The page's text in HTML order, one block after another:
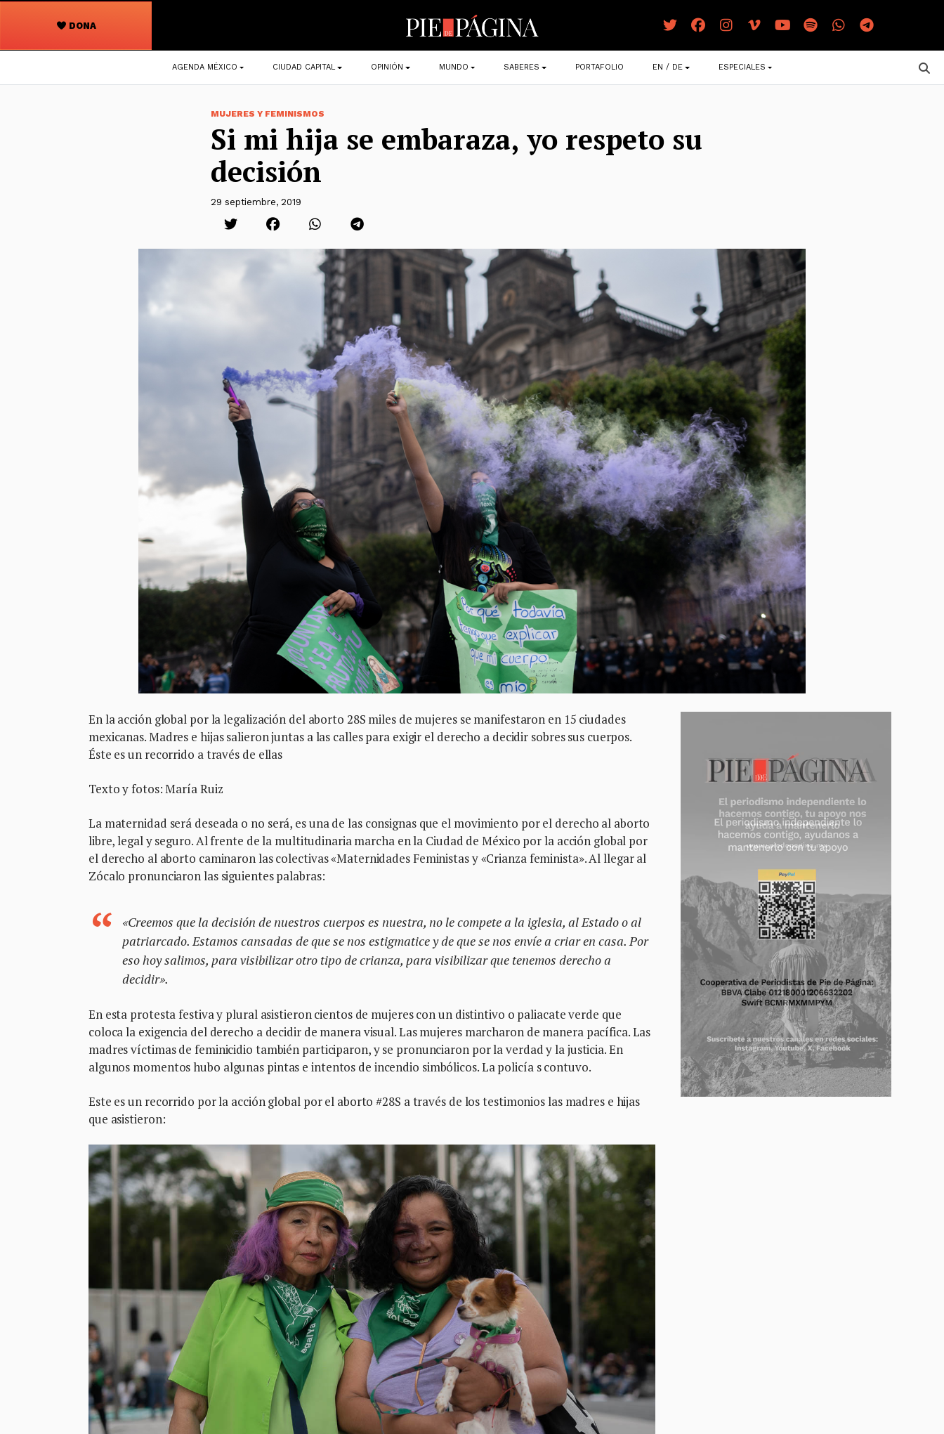
DONA
Navegación
principal
AGENDA MÉXICO CIUDAD CAPITAL OPINIÓN MUNDO SABERES PORTAFOLIO EN / DE ESPECIALES
MUJERES Y FEMINISMOS
Si mi hija se embaraza, yo respeto su
decisión
29 septiembre, 2019
En la acción global por la legalización del aborto 28S miles de mujeres se manifestaron en 15 ciudades
mexicanas. Madres e hijas salieron juntas a las calles para exigir el derecho a decidir sobres sus cuerpos.
Éste es un recorrido a través de ellas
Texto y fotos: María Ruiz
La maternidad será deseada o no será, es una de las consignas que el movimiento por el derecho al aborto
libre, legal y seguro. Al frente de la multitudinaria marcha en la Ciudad de México por la acción global por
el derecho al aborto caminaron las colectivas «Maternidades Feministas y «Crianza feminista». Al llegar al
Zócalo pronunciaron las siguientes palabras:
«Creemos que la decisión de nuestros cuerpos es nuestra, no le compete a la iglesia, al Estado o al
patriarcado. Estamos cansadas de que se nos estigmatice y de que se nos envíe a criar en casa. Por
eso hoy salimos, para visibilizar otro tipo de crianza, para visibilizar que tenemos derecho a
decidir».
En esta protesta festiva y plural asistieron cientos de mujeres con un distintivo o paliacate verde que
coloca la exigencia del derecho a decidir de manera visual. Las mujeres marcharon de manera pacífica. Las
madres víctimas de feminicidio también participaron, y se pronunciaron por la verdad y la justicia. En
algunos momentos hubo algunas pintas e intentos de incendio simbólicos. La policía s contuvo.
Este es un recorrido por la acción global por el aborto #28S a través de los testimonios las madres e hijas
que asistieron: